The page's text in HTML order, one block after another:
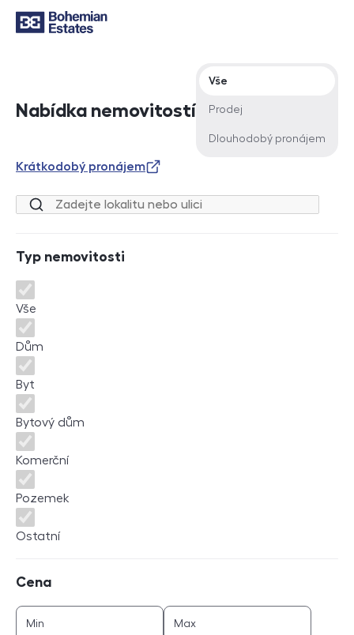
Nabídka nemovitostí
Typ nabídky
Vše
Prodej
Dlouhodobý pronájem
Krátkodobý pronájem
Lokalita nebo ulice
Typ nemovitosti
Typ nemovitosti
Vše
Dům
Byt
Bytový dům
Komerční
Pozemek
Ostatní
Cena
Min Maxcena (